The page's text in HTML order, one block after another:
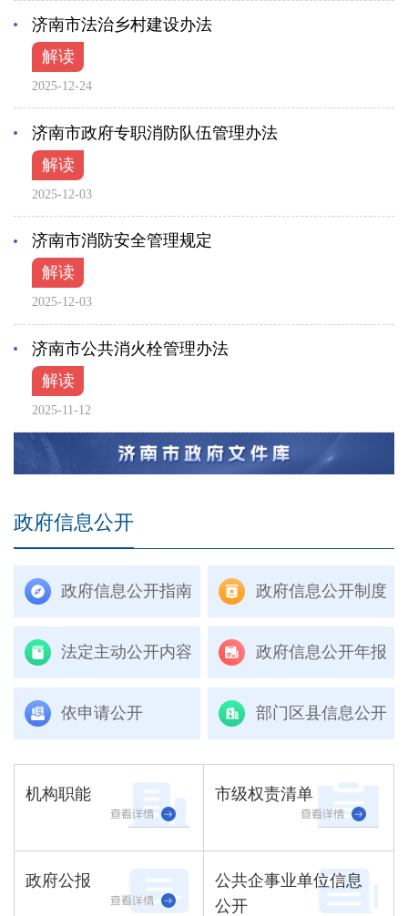
济南市法治乡村建设办法
解读
2025-12-24
济南市政府专职消防队伍管理办法
解读
2025-12-03
济南市消防安全管理规定
解读
2025-12-03
济南市公共消火栓管理办法
解读
2025-11-12
政府信息公开
政府信息公开指南 政府信息公开制度
法定主动公开内容 政府信息公开年报
依申请公开 部门区县信息公开
机构职能 市级权责清单
政府公报
公共企事业单位信息
公开